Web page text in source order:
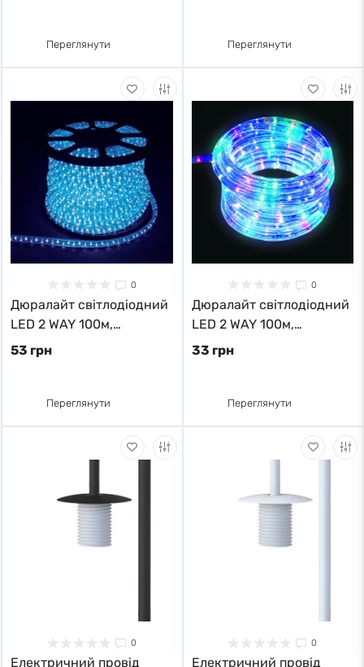
Переглянути Переглянути
0
Дюралайт світлодіодний
LED 2 WAY 100м,
кратність різки 1м 26065
53 грн
Переглянути
0
Дюралайт світлодіодний
LED 2 WAY 100м,
кратність різки 1м 26998
33 грн
Переглянути
0
Електричний провід
0
Електричний провід